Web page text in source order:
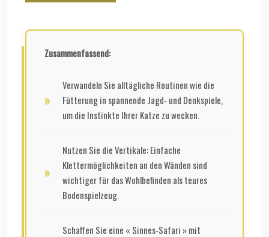
Zusammenfassend:
Verwandeln Sie alltägliche Routinen wie die
Fütterung in spannende Jagd- und Denkspiele,
um die Instinkte Ihrer Katze zu wecken.
Nutzen Sie die Vertikale: Einfache
Klettermöglichkeiten an den Wänden sind
wichtiger für das Wohlbefinden als teures
Bodenspielzeug.
Schaffen Sie eine « Sinnes-Safari » mit